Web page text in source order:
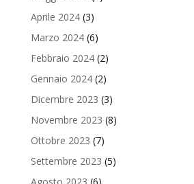
Aprile 2024(3)
Marzo 2024(6)
Febbraio 2024(2)
Gennaio 2024(2)
Dicembre 2023 (3)
Novembre 2023 (8)
Ottobre 2023 (7)
Settembre 2023 (5)